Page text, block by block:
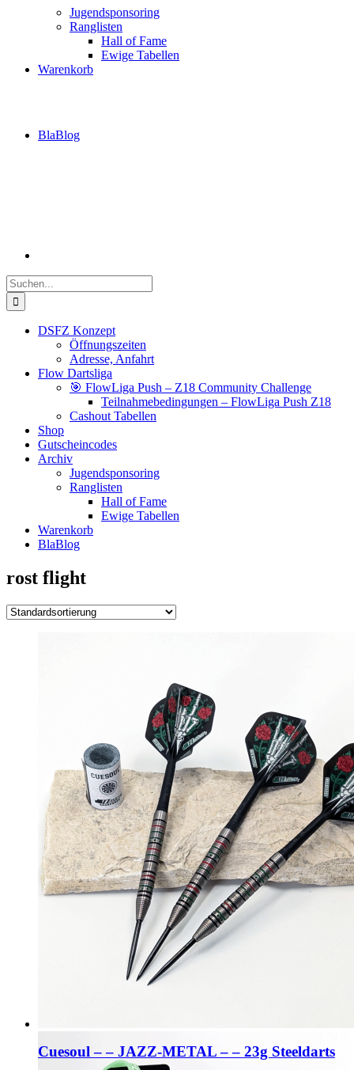
Jugendsponsoring
Ranglisten
Hall of Fame
Ewige Tabellen
Warenkorb
BlaBlog
Suche
nach:
DSFZ Konzept
Öffnungszeiten
Adresse, Anfahrt
Flow Dartsliga
🎯 FlowLiga Push – Z18 Community Challenge
Teilnahmebedingungen – FlowLiga Push Z18
Cashout Tabellen
Shop
Gutscheincodes
Archiv
Jugendsponsoring
Ranglisten
Hall of Fame
Ewige Tabellen
Warenkorb
BlaBlog
rost flight
Cuesoul – – JAZZ-METAL – – 23g Steeldarts